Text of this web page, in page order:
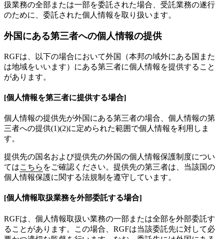
扱業務の全部または一部を委託された場合、受託業務の遂行
のために、委託された個人情報を取り扱います。
外国にある第三者への個人情報の提供
RGFは、以下の場合において外国（本邦の域外にある国また
は地域をいいます）にある第三者に個人情報を提供すること
があります。
[個人情報を第三者に提供する場合]
個人情報の提供先が外国にある第三者の場合、個人情報の第
三者への提供(1)(2)に定められた範囲で個人情報を利用しま
す。
提供先の国名および提供先の外国の個人情報保護制度につい
てはこちら をご確認ください。提供先の第三者は、当該国の
個人情報保護に関する法規制を遵守しています。
[個人情報取扱業務を外部委託する場合]
RGFは、個人情報取扱い業務の一部または全部を外部委託す
ることがあります。この場合、RGFは当該委託先に対して必